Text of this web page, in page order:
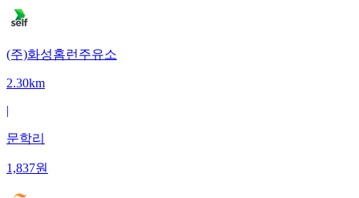
(주)화성홈런주유소
2.30km
|
문학리
1,837원